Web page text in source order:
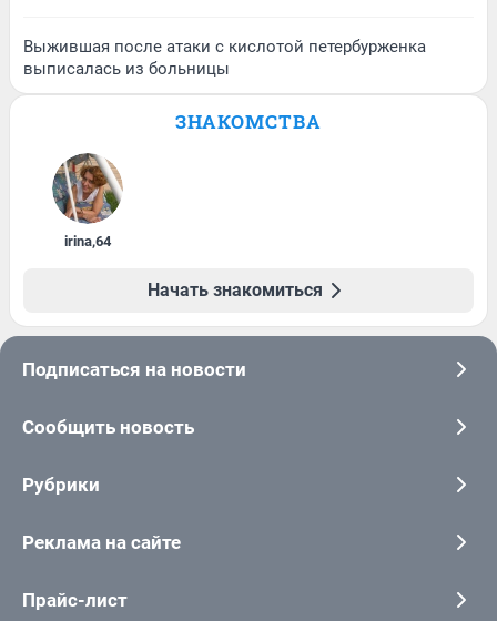
Выжившая после атаки с кислотой петербурженка
выписалась из больницы
ЗНАКОМСТВА
irina,64
Начать знакомиться
Подписаться на новости
Сообщить новость
Рубрики
Реклама на сайте
Прайс-лист